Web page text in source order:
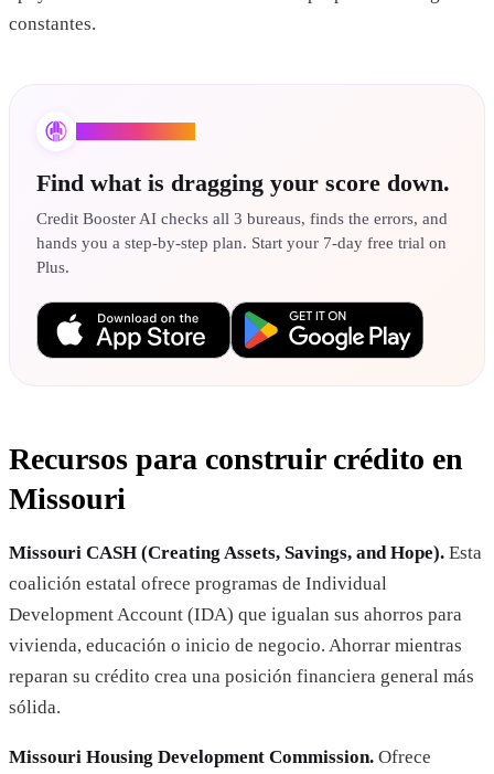
constantes.
Find what is dragging your score down.
Credit Booster AI checks all 3 bureaus, finds the errors, and
hands you a step-by-step plan. Start your 7-day free trial on
Plus.
Recursos para construir crédito en
Missouri
Missouri CASH (Creating Assets, Savings, and Hope). Esta
coalición estatal ofrece programas de Individual
Development Account (IDA) que igualan sus ahorros para
vivienda, educación o inicio de negocio. Ahorrar mientras
reparan su crédito crea una posición financiera general más
sólida.
Missouri Housing Development Commission. Ofrece